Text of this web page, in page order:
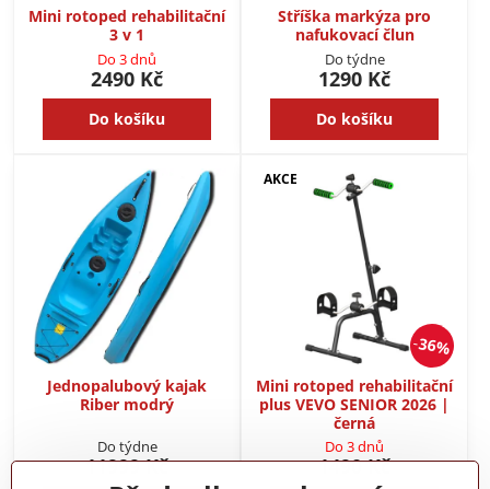
Mini rotoped rehabilitační
3 v 1
Do 3 dnů
2490 Kč
Do košíku
Stříška markýza pro
nafukovací člun
Do týdne
1290 Kč
Do košíku
Jednopalubový kajak
Riber modrý
Do týdne
11999 Kč
36%
AKCE
Mini rotoped rehabilitační
plus VEVO SENIOR 2026 |
černá
Do 3 dnů
1490 Kč